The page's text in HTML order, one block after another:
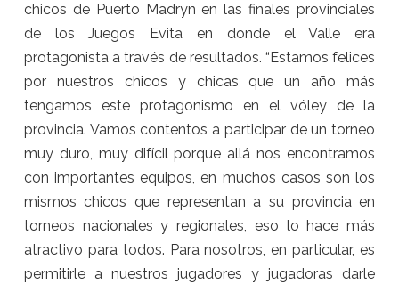
chicos de Puerto Madryn en las finales provinciales
de los Juegos Evita en donde el Valle era
protagonista a través de resultados. “Estamos felices
por nuestros chicos y chicas que un año más
tengamos este protagonismo en el vóley de la
provincia. Vamos contentos a participar de un torneo
muy duro, muy difícil porque allá nos encontramos
con importantes equipos, en muchos casos son los
mismos chicos que representan a su provincia en
torneos nacionales y regionales, eso lo hace más
atractivo para todos. Para nosotros, en particular, es
permitirle a nuestros jugadores y jugadoras darle